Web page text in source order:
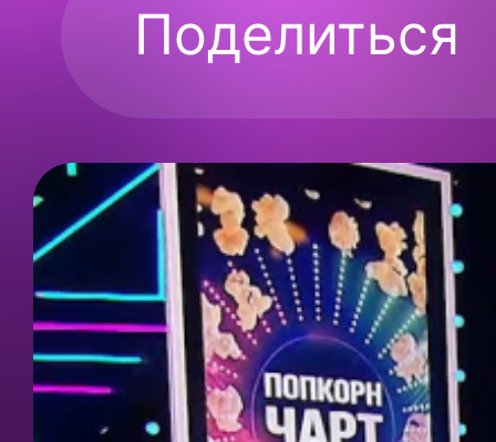
Поделиться